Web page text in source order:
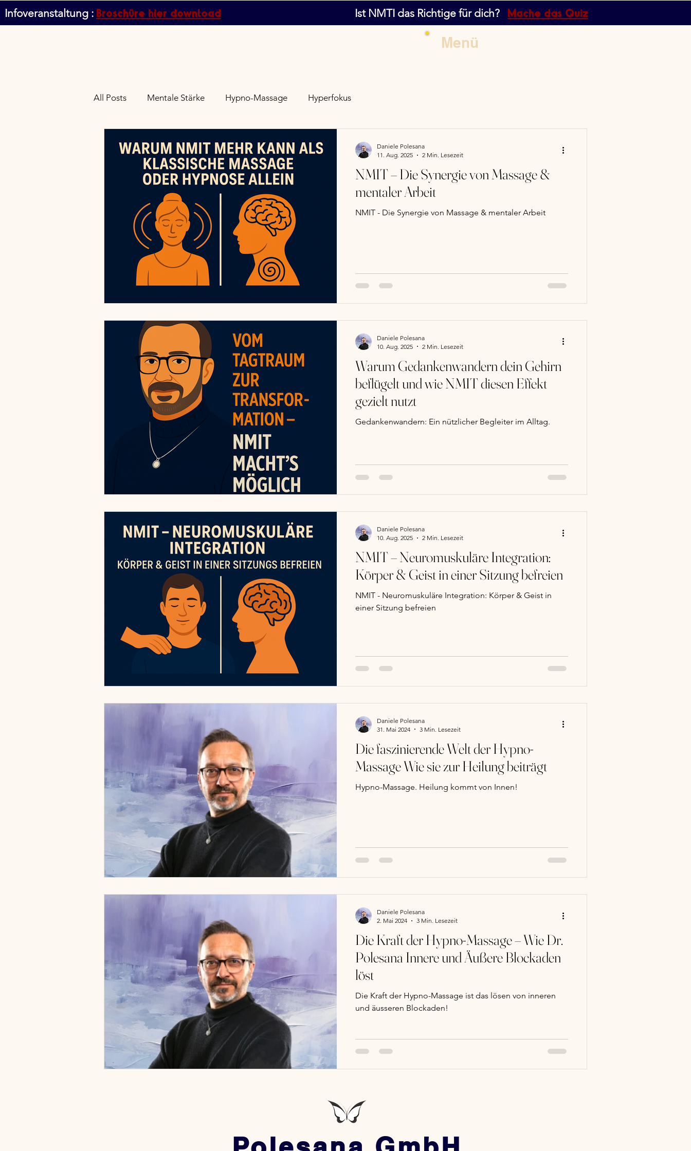
Menü
Infoveranstaltung : Broschüre hier download Ist NMTI das Richtige für dich? Mache das Quiz
All Posts Mentale Stärke Hypno-Massage Hyperfokus
NMIT – Die Synergie von Massage &
mentaler Arbeit
NMIT - Die Synergie von Massage & mentaler Arbeit
Daniele Polesana
11. Aug. 2025
2 Min. Lesezeit
Warum Gedankenwandern dein Gehirn
beflügelt und wie NMIT diesen Effekt
gezielt nutzt
Gedankenwandern: Ein nützlicher Begleiter im Alltag.
Daniele Polesana
10. Aug. 2025
2 Min. Lesezeit
NMIT – Neuromuskuläre Integration:
Körper & Geist in einer Sitzung befreien
NMIT - Neuromuskuläre Integration: Körper & Geist in
einer Sitzung befreien
Daniele Polesana
10. Aug. 2025
2 Min. Lesezeit
Die faszinierende Welt der Hypno-
Massage Wie sie zur Heilung beiträgt
Hypno-Massage. Heilung kommt von Innen!
Daniele Polesana
31. Mai 2024
3 Min. Lesezeit
Die Kraft der Hypno-Massage – Wie Dr.
Polesana Innere und Äußere Blockaden
löst
Die Kraft der Hypno-Massage ist das lösen von inneren
und äusseren Blockaden!
Daniele Polesana
2. Mai 2024
3 Min. Lesezeit